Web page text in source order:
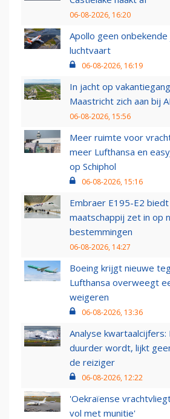
06-08-2026, 16:20
Apollo geen
luchtvaart
06-08-2026, 16:19
In jacht op
Maastricht zich aan bij
06-08-2026, 15:56
Meer ruimte voor
meer Lufthansa en
op Schiphol
06-08-2026, 15:16
Embraer E195-E2 biedt
maatschappij zet in op
bestemmingen
06-08-2026, 14:27
Boeing krijgt nieuwe
Lufthansa overweegt
weigeren
06-08-2026, 13:36
Analyse kwartaalcijfers:
duurder wordt, lijkt
de reiziger
06-08-2026, 12:22
'Oekraïense
vol met munitie'